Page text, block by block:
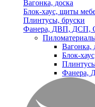
Вагонка, доска
Блок-хаус, щиты
Плинтусы, бруски
Фанера, ДВП, ДСП,
Вагонка,
Блок-
Фанера,